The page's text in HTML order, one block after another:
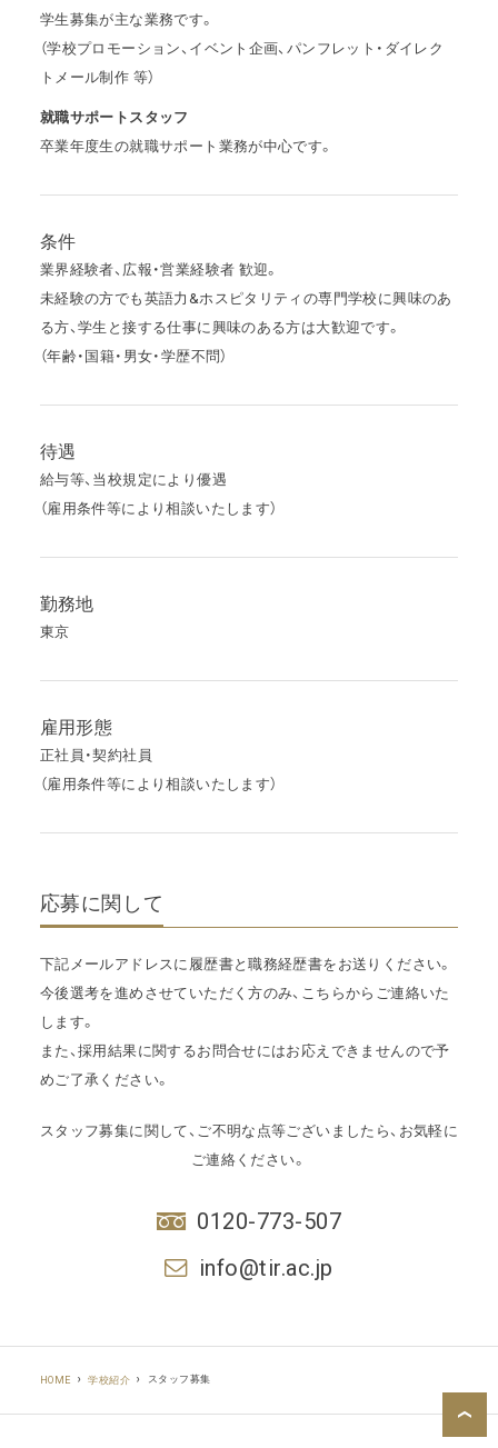
学生募集が主な業務です。
（学校プロモーション、イベント企画、パンフレット・ダイレク
トメール制作 等）
就職サポートスタッフ
卒業年度生の就職サポート業務が中心です。
条件
業界経験者、広報・営業経験者 歓迎。
未経験の方でも英語力&ホスピタリティの専門学校に興味のあ
る方、学生と接する仕事に興味のある方は大歓迎です。
（年齢・国籍・男女・学歴不問）
待遇
給与等、当校規定により優遇
（雇用条件等により相談いたします）
勤務地
東京
雇用形態
正社員・契約社員
（雇用条件等により相談いたします）
応募に関して
下記メールアドレスに履歴書と職務経歴書をお送りください。
今後選考を進めさせていただく方のみ、こちらからご連絡いた
します。
また、採用結果に関するお問合せにはお応えできませんので予
めご了承ください。
スタッフ募集に関して、ご不明な点等ございましたら、お気軽に
ご連絡ください。
0120-773-507
info@tir.ac.jp
HOME 学校紹介 スタッフ募集